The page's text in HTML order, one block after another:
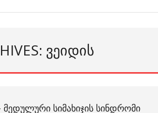
ᲕᲔᲘᲓᲘᲡ
ᲡᲘᲛᲐᲮᲘᲯᲘᲡ ᲡᲘᲜᲓᲠᲝᲛᲘ